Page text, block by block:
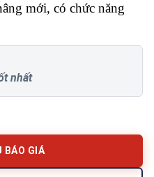
mới, có chức năng
nhất
BÁO GIÁ